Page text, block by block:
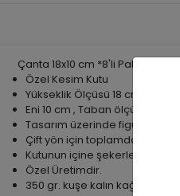
Çanta 18x10 cm *8'li Paket
Özel Kesim Kutu
Yükseklik Ölçüsü 18 cm
Eni 10 cm , Taban ölçüsü
Tasarım üzerinde figürler
Çift yön için toplamda 16
Kutunun içine şekerleme,
Özel Üretimdir.
350 gr. kuşe kalın kağıt